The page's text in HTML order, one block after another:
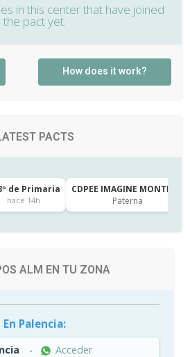
in this center that have joined
the pact yet.
How does it work?
PACTS
3º de Primaria
hace 14h
CDPEE IMAGINE
Paterna
ALM EN TU ZONA
En Palencia:
- Acceder